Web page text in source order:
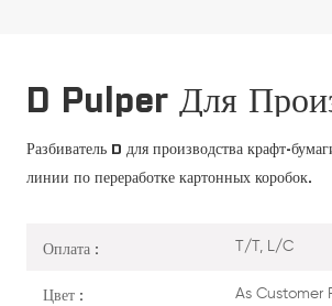
D Pulper Для
Разбиватель D для производства крафт-
линии по переработке картонных коробок.
Оплата : T/T, L/C
Цвет : As Customer